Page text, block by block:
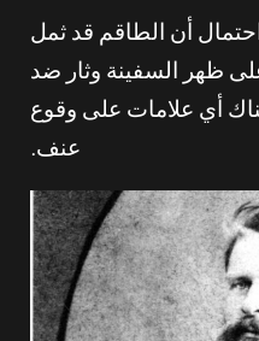
أن الطاقم قد ثمل
ظهر السفينة وثار ضد
أي علامات على وقوع
عنف.